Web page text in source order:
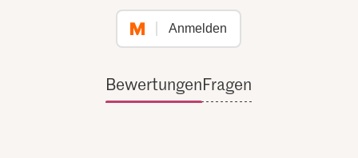
Anmelden
BewertungenFragen